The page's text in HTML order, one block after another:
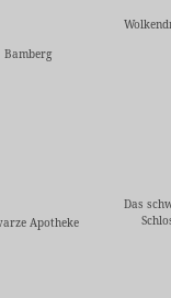
Bamberg
Apotheke
Das